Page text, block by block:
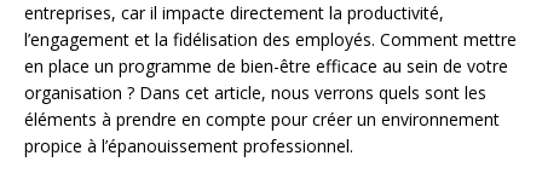
entreprises, car il impacte directement la productivité,
l’engagement et la fidélisation des employés. Comment mettre
en place un programme de bien-être efficace au sein de votre
organisation ? Dans cet article, nous verrons quels sont les
éléments à prendre en compte pour créer un environnement
propice à l’épanouissement professionnel.